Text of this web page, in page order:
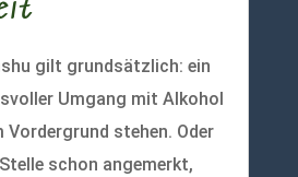
gilt grundsätzlich: ein
Umgang mit Alkohol
stehen. Oder
schon angemerkt,